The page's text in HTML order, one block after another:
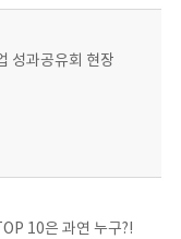
성과공유회 현장
10은 과연 누구?!